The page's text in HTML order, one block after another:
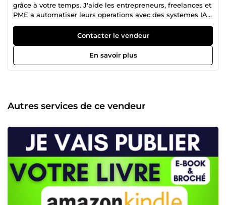
grâce à votre temps. J'aide les entrepreneurs, freelances et
PME a automatiser leurs operations avec des systemes IA
propres, maintenables et utiles au quotidien. Mon role
n'est pas seulement de connecter deux outils. Je conçois
des workflows, agents IA, tableaux de bord, web apps et
systemes metier capables de reduire les taches
manuelles, centraliser les donnees, qualifier les prospects,
Zapier, Airtable, Notion, Google Sheets, Gmail, WhatsApp,
Telegram, Stripe, Systeme.io, WordPress, Shopify, APIs,
automatisation n8n, Make ou Zapier agent IA pour
prospects, support, CRM ou operations internes chatbot IA
WhatsApp, site web ou Telegram relances clients, emails,
devis, factures et suivi commercial synchronisation CRM,
formulaires, commandes et bases de donnees dashboard
de monitoring, reporting et alertes web app, SaaS ou outil
interne sur mesure automatisation de recrutement,
Contacter le vendeur
En savoir plus
Autres services de ce vendeur